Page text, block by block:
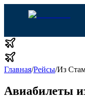
Главная/Рейсы/Из
Авиабилеты